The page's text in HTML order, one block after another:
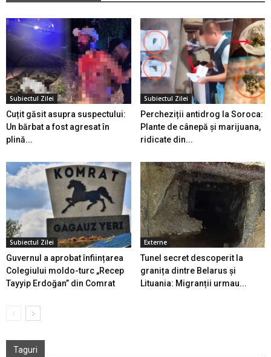
Subiectul Zilei
Cuțit găsit asupra suspectului:
Un bărbat a fost agresat în
plină...
Subiectul Zilei
Percheziții antidrog la Soroca:
Plante de cânepă și marijuana,
ridicate din...
Subiectul Zilei
Guvernul a aprobat înființarea
Colegiului moldo-turc „Recep
Tayyip Erdoğan” din Comrat
Externe
Tunel secret descoperit la
granița dintre Belarus și
Lituania: Migranții urmau...
Taguri